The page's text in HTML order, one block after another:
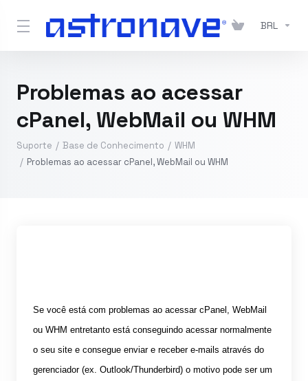
BRL
Problemas ao acessar
cPanel, WebMail ou WHM
Suporte Base de Conhecimento
WHM
Problemas ao acessar cPanel, WebMail ou WHM
Se você está com problemas ao acessar cPanel, WebMail
ou WHM entretanto está conseguindo acessar normalmente
o seu site e consegue enviar e receber e-mails através do
gerenciador (ex. Outlook/Thunderbird) o motivo pode ser um